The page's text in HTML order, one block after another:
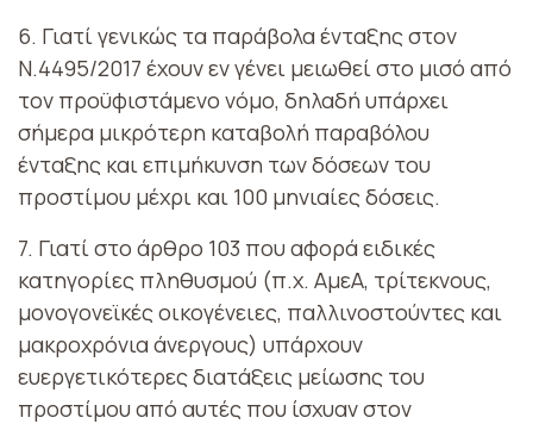
6. Γιατί γενικώς τα παράβολα ένταξης στον
Ν.4495/2017 έχουν εν γένει μειωθεί στο μισό από
τον προϋφιστάμενο νόμο, δηλαδή υπάρχει
σήμερα μικρότερη καταβολή παραβόλου
ένταξης και επιμήκυνση των δόσεων του
προστίμου μέχρι και 100 μηνιαίες δόσεις.
7. Γιατί στο άρθρο 103 που αφορά ειδικές
κατηγορίες πληθυσμού (π.χ. ΑμεΑ, τρίτεκνους,
μονογονεϊκές οικογένειες, παλλινοστούντες και
μακροχρόνια άνεργους) υπάρχουν
ευεργετικότερες διατάξεις μείωσης του
προστίμου από αυτές που ίσχυαν στον